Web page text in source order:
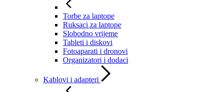
Torbe za laptope
Ruksaci za laptope
Slobodno vrijeme
Tableti i diskovi
Fotoaparati i dronovi
Organizatori i dodaci
Kablovi i adapteri